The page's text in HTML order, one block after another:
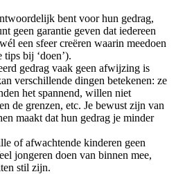
bent voor hun gedrag,
geen garantie geven dat iedereen
een sfeer creëren waarin meedoen
bij ‘doen’).
gedrag vaak geen afwijzing is
verschillende dingen betekenen: ze
het spannend, willen niet
de grenzen, etc. Je bewust zijn van
maakt dat hun gedrag je minder
of afwachtende kinderen geen
jongeren doen van binnen mee,
stil zijn.